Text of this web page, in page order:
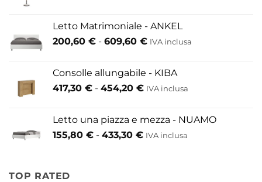
da
52,80 €
146,30 €
Letto Matrimoniale - ANKEL
200,60 € - 609,60 €Fascia
da
200,60 €
609,60 €
IVA inclusa
Consolle allungabile - KIBA
417,30 € - 454,20 €Fascia
da
417,30 €
IVA inclusa
Letto una piazza e mezza - NUAMO
155,80 € - 433,30 €Fascia
IVA inclusa
TOP RATED